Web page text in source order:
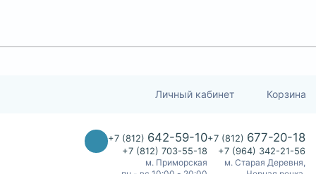
Личный кабинет Корзина
+7 (812) 642-59-10
+7 (812) 703-55-18
м. Приморская
+7 (812) 677-20-18
+7 (964) 342-21-56
м. Старая Деревня,